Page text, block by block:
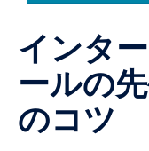
インタ
ールの
のコツ